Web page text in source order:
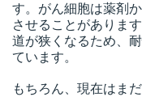
す。がん細胞は薬剤
させることがありま
道が狭くなるため、
ています。
もちろん、現在はま